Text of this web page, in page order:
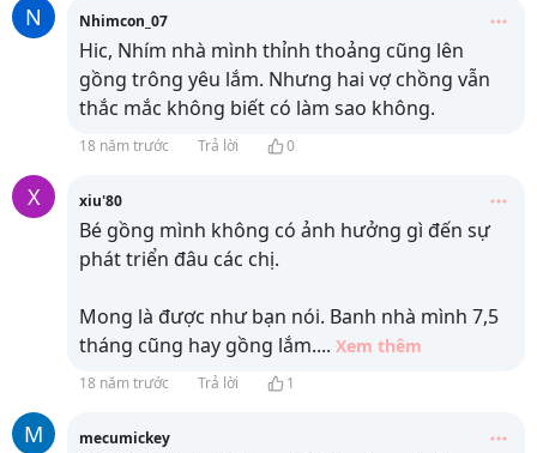
N Nhimcon_07
Hic, Nhím nhà mình thỉnh thoảng cũng lên
gồng trông yêu lắm. Nhưng hai vợ chồng vẫn
thắc mắc không biết có làm sao không.
18 năm trước Trả lời 0
X xiu'80
Bé gồng mình không có ảnh hưởng gì đến sự
phát triển đâu các chị.
Mong là được như bạn nói. Banh nhà mình 7,5
tháng cũng hay gồng lắm.... Xem thêm
18 năm trước Trả lời 1
M mecumickey